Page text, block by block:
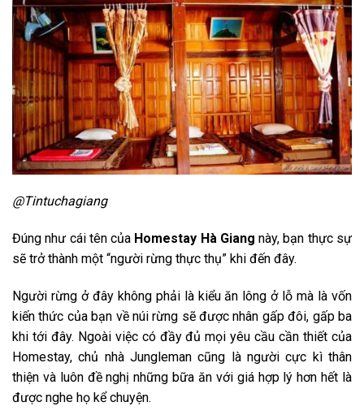
@Tintuchagiang
Đúng như cái tên của Homestay Hà Giang này, bạn thực sự
sẽ trở thành một “người rừng thực thụ” khi đến đây.
Người rừng ở đây không phải là kiểu ăn lông ở lỗ mà là vốn
kiến thức của bạn về núi rừng sẽ được nhân gấp đôi, gấp ba
khi tới đây. Ngoài việc có đầy đủ mọi yêu cầu cần thiết của
Homestay, chủ nhà Jungleman cũng là người cực kì thân
thiện và luôn đề nghị những bữa ăn với giá hợp lý hơn hết là
được nghe họ kể chuyện.